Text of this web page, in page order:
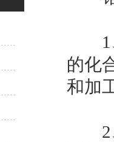
1、
的化
和加
2、